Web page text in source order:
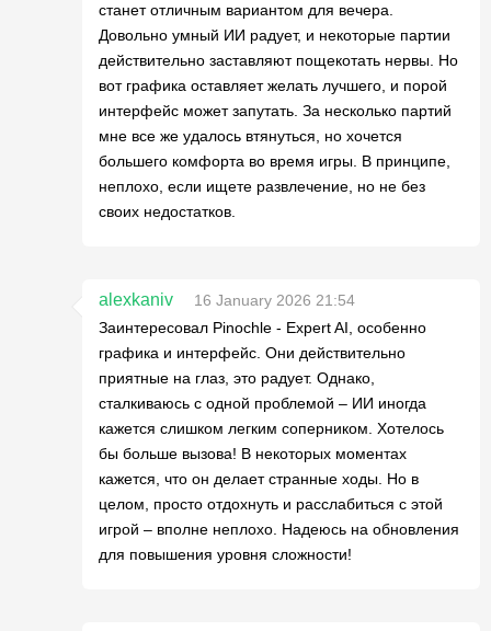
станет отличным вариантом для вечера.
Довольно умный ИИ радует, и некоторые партии
действительно заставляют пощекотать нервы. Но
вот графика оставляет желать лучшего, и порой
интерфейс может запутать. За несколько партий
мне все же удалось втянуться, но хочется
большего комфорта во время игры. В принципе,
неплохо, если ищете развлечение, но не без
своих недостатков.
alexkaniv
16 January 2026 21:54
Заинтересовал Pinochle - Expert AI, особенно
графика и интерфейс. Они действительно
приятные на глаз, это радует. Однако,
сталкиваюсь с одной проблемой – ИИ иногда
кажется слишком легким соперником. Хотелось
бы больше вызова! В некоторых моментах
кажется, что он делает странные ходы. Но в
целом, просто отдохнуть и расслабиться с этой
игрой – вполне неплохо. Надеюсь на обновления
для повышения уровня сложности!